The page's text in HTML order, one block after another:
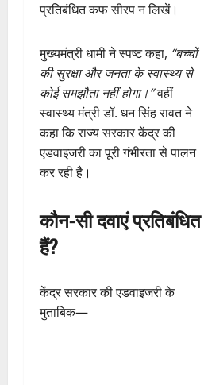
प्रतिबंधित कफ सीरप न लिखें।
मुख्यमंत्री धामी ने स्पष्ट कहा, “बच्चों
की सुरक्षा और जनता के स्वास्थ्य से
कोई समझौता नहीं होगा।”वहीं
स्वास्थ्य मंत्री डॉ. धन सिंह रावत ने
कहा कि राज्य सरकार केंद्र की
एडवाइजरी का पूरी गंभीरता से पालन
कर रही है।
कौन-सी दवाएं प्रतिबंधित
हैं?
केंद्र सरकार की एडवाइजरी के
मुताबिक—